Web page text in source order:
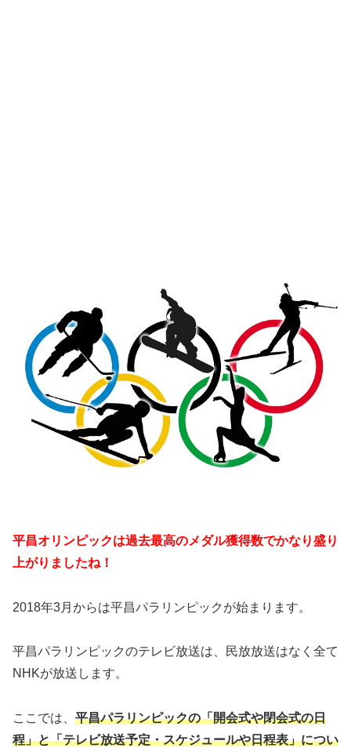
平昌オリンピックは過去最高のメダル獲得数でかなり盛り
上がりましたね！
2018年3月からは平昌パラリンピックが始まります。
平昌パラリンピックのテレビ放送は、民放放送はなく全て
NHKが放送します。
ここでは、 平昌パラリンピックの「開会式や閉会式の日
程」と「テレビ放送予定・スケジュールや日程表」につい